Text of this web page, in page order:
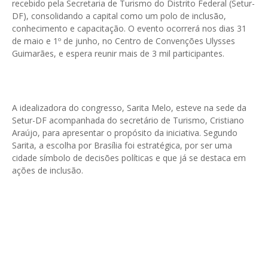
recebido pela Secretaria de Turismo do Distrito Federal (Setur-
DF), consolidando a capital como um polo de inclusão,
conhecimento e capacitação. O evento ocorrerá nos dias 31
de maio e 1º de junho, no Centro de Convenções Ulysses
Guimarães, e espera reunir mais de 3 mil participantes.
A idealizadora do congresso, Sarita Melo, esteve na sede da
Setur-DF acompanhada do secretário de Turismo, Cristiano
Araújo, para apresentar o propósito da iniciativa. Segundo
Sarita, a escolha por Brasília foi estratégica, por ser uma
cidade símbolo de decisões políticas e que já se destaca em
ações de inclusão.